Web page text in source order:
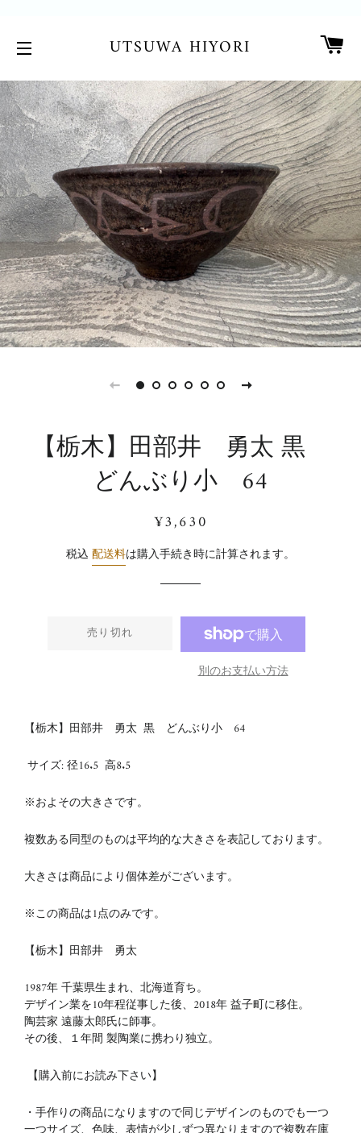
UTSUWA HIYORI
【栃木】田部井 勇太 黒
どんぶり小 64
通
価
販
価
¥3,630
税込 配送料は購入手続き時に計算されます。
売り切れ
別のお支払い方法
【栃木】田部井 勇太 黒 どんぶり小 64
サイズ:径16.5 高8.5
※およその大きさです。
複数ある同型のものは平均的な大きさを表記しております。
大きさは商品により個体差がございます。
※この商品は1点のみです。
【栃木】田部井 勇太
1987年 千葉県生まれ、北海道育ち。
デザイン業を10年程従事した後、2018年 益子町に移住。
陶芸家 遠藤太郎氏に師事。
その後、１年間 製陶業に携わり独立。
【購入前にお読み下さい】
・手作りの商品になりますので同じデザインのものでも一つ